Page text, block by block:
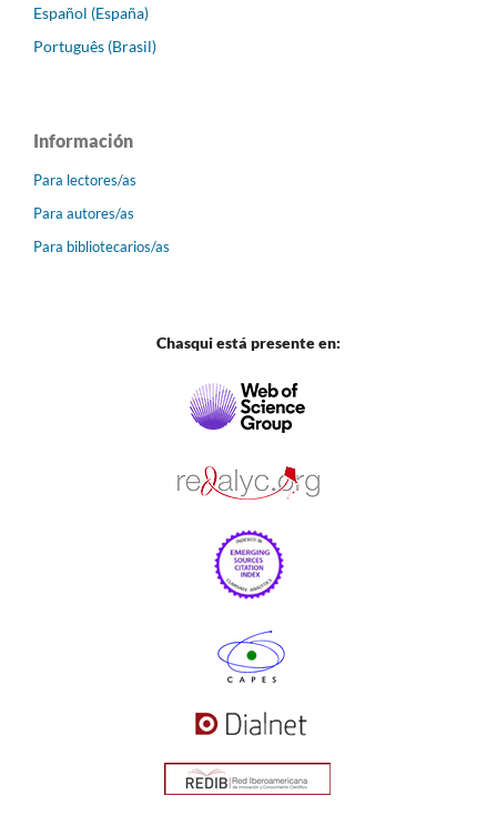
Español (España)
Português (Brasil)
Información
Para lectores/as
Para autores/as
Para bibliotecarios/as
Chasqui está presente en: